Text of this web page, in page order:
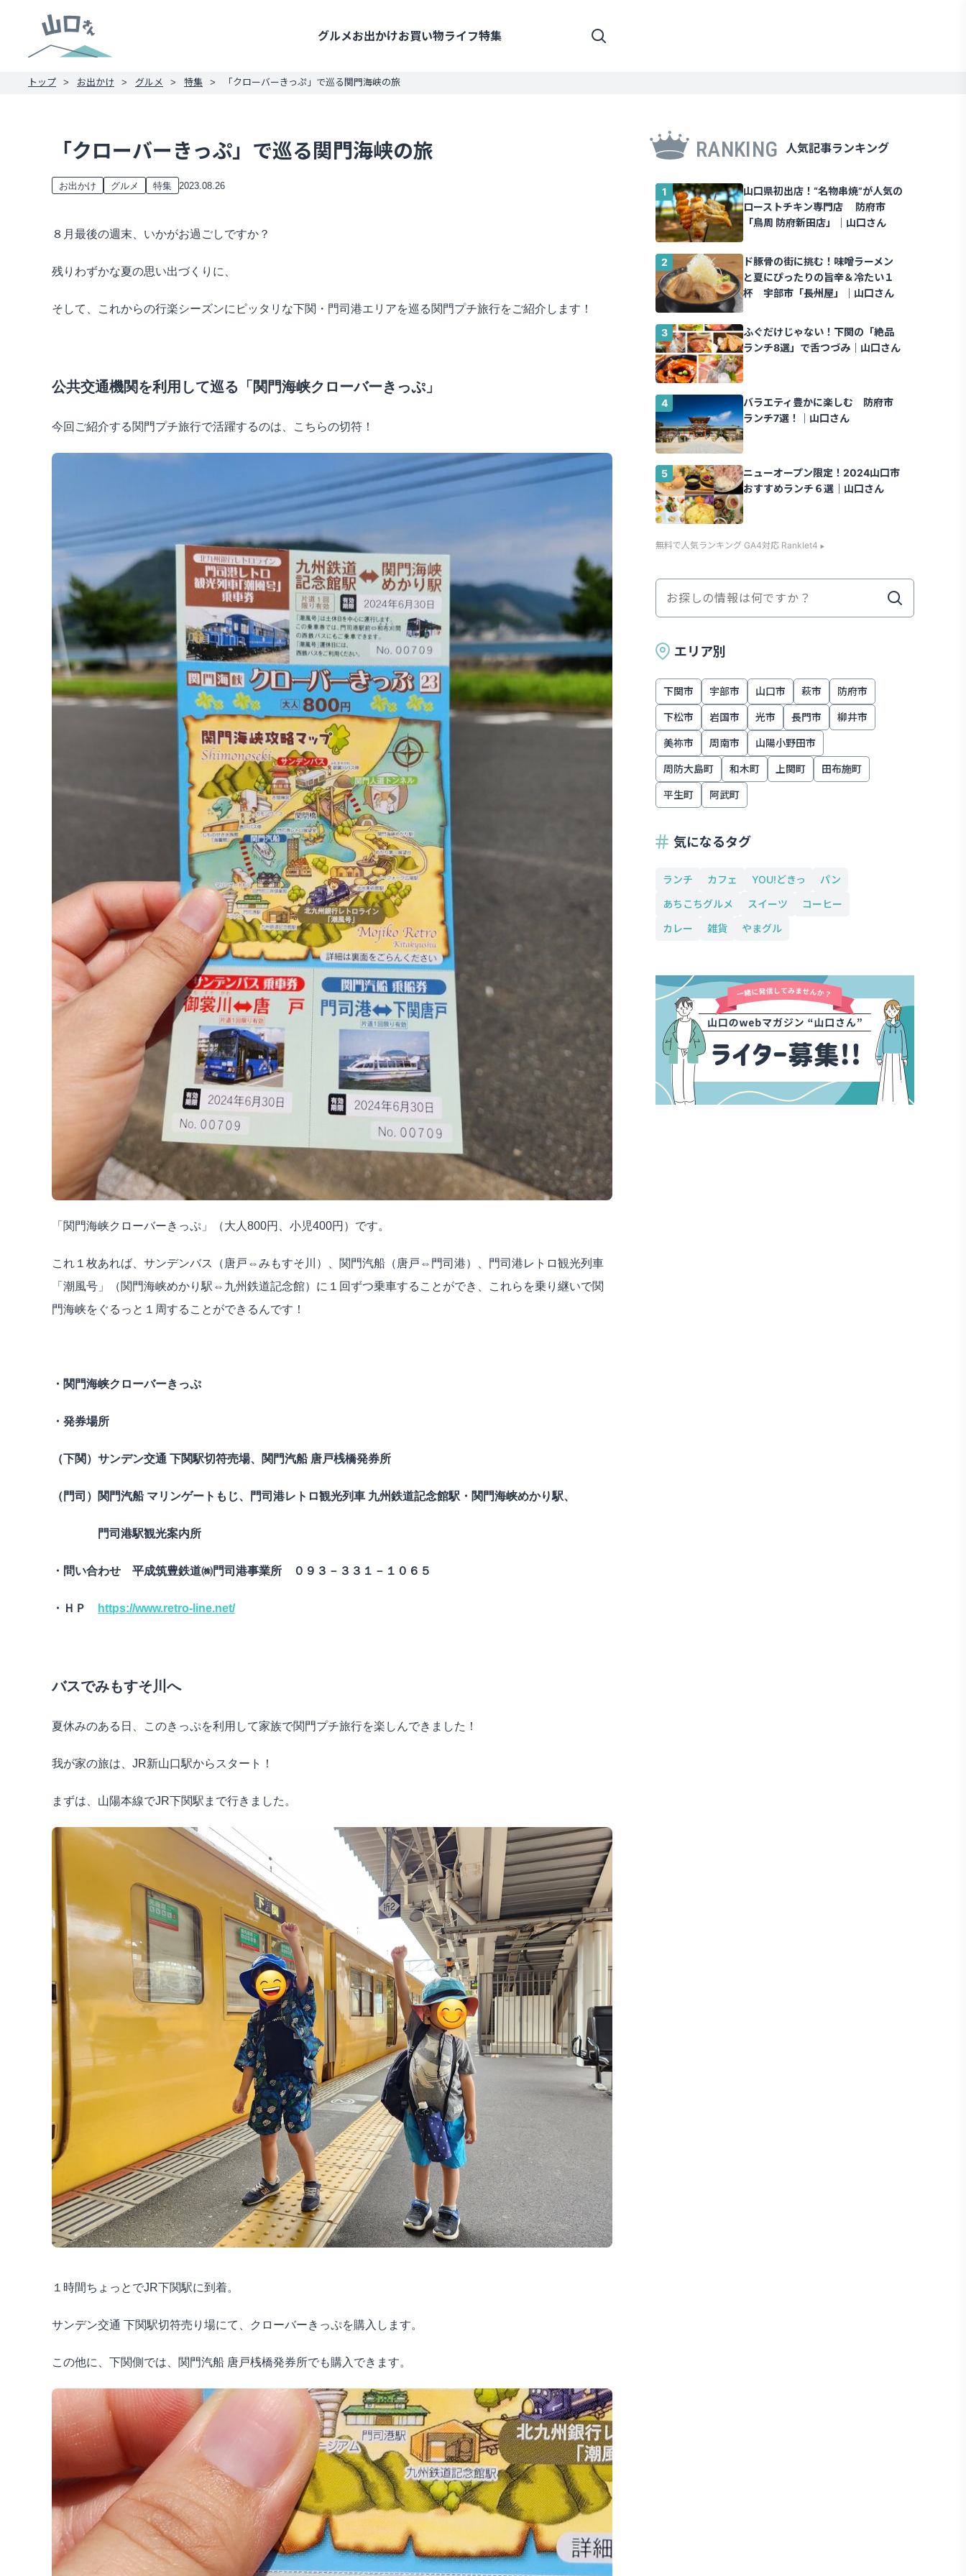
グルメお出かけお買い物ライフ特集
トップ お出かけ グルメ 特集 「クローバーきっぷ」で巡る関門海峡の旅
「クローバーきっぷ」で巡る関門海峡の旅
お出かけ グルメ 特集 2023.08.26
８月最後の週末、いかがお過ごしですか？
残りわずかな夏の思い出づくりに、
そして、これからの行楽シーズンにピッタリな下関・門司港エリアを巡る関門プチ旅行をご紹介します！
公共交通機関を利用して巡る「関門海峡クローバーきっぷ」
今回ご紹介する関門プチ旅行で活躍するのは、こちらの切符！
「関門海峡クローバーきっぷ」（大人 800円、小児400円）です。
これ１枚あれば、サンデンバス（唐戸⇔みもすそ川）、関門汽船（唐戸⇔門司港）、門司港レトロ観光列車
「潮風号」（関門海峡めかり駅⇔九州鉄道記念館）に１回ずつ乗車することができ、これらを乗り継いで関
門海峡をぐるっと１周することができるんです！
・関門海峡クローバーきっぷ
・発券場所
（下関）サンデン交通 下関駅切符売場、関門汽船 唐戸桟橋発券所
（門司）関門汽船 マリンゲートもじ、門司港レトロ観光列車 九州鉄道記念館駅・関門海峡めかり駅、
門司港駅観光案内所
・問い合わせ 平成筑豊鉄道㈱門司港事業所 ０９３－３３１－１０６５
・ＨＰ https://www.retro-line.net/
バスでみもすそ川へ
夏休みのある日、このきっぷを利用して家族で関門プチ旅行を楽しんできました！
我が家の旅は、 JR新山口駅からスタート！
まずは、山陽本線でJR下関駅まで行きました。
１時間ちょっとでJR下関駅に到着。
サンデン交通 下関駅切符売り場にて、クローバーきっぷを購入します。
この他に、下関側では、関門汽船 唐戸桟橋発券所でも購入できます。
RANKING 人気記事ランキング
山口県初出店！“名物串焼”が人気の
ローストチキン専門店 防府市
「鳥周 防府新田店」｜山口さん
ド豚骨の街に挑む！味噌ラーメン
と夏にぴったりの旨辛＆冷たい１
杯 宇部市「長州屋」｜山口さん
ふぐだけじゃない！下関の「絶品
ランチ8選」で舌つづみ｜山口さん
バラエティ豊かに楽しむ 防府市
ランチ7選！｜山口さん
ニューオープン限定！2024山口市
おすすめランチ６選｜山口さん
無料で人気ランキング GA4対応 Ranklet4
エリア別
下関市 宇部市 山口市 萩市 防府市
下松市 岩国市 光市 長門市 柳井市
美祢市 周南市 山陽小野田市
周防大島町 和木町 上関町 田布施町
平生町 阿武町
気になるタグ
ランチ カフェ YOU!どきっ
パン
あちこちグルメ
スイーツ
コーヒー
カレー
雑貨 やまグル